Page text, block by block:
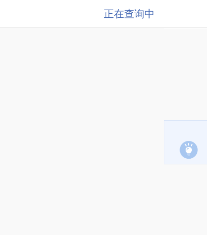
正在查询中